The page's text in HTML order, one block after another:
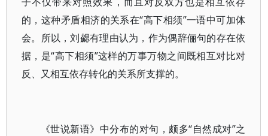
的，这种矛盾相济的关系在“高下相须”一语中可加体
会。所以，刘勰有理由认为，作为偶辞俪句的存在依
据，是“高下相须”这样的万事万物之间既相互对比对
反、又相互依存转化的关系所支撑的。
《世说新语》中分布的对句，颇多“自然成对”之